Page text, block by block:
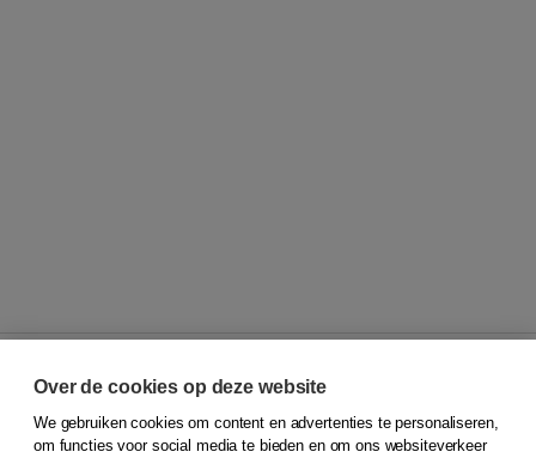
© 2026Koninklijke Boom uitgevers
Over de cookies op deze website
We gebruiken cookies om content en advertenties te personaliseren,
om functies voor social media te bieden en om ons websiteverkeer